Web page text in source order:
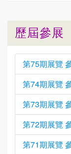
歷屆參展
第75期展覽
第74期展覽
第73期展覽
第72期展覽
第71期展覽